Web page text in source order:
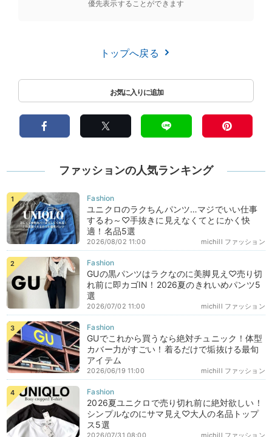
優先表示することができます
トップへ戻る
ファッションの人気ランキング
ユニクロのラクちんパンツ…マジでいい仕事
するわ～♡手抜きに見えなくてとにかく快
適！名品5選
michill ファッション
2026/08/02 11:00
GUの黒パンツはラクなのに美脚見え♡売り切
れ前に即カゴIN！2026夏のきれいめパンツ5
選
michill ファッション
2026/07/02 11:00
GUでこれから買うなら絶対チュニック！体型
カバー力がすごい！着るだけで垢抜ける最旬
アイテム
michill ファッション
2026/06/19 11:00
2026夏ユニクロで売り切れ前に絶対欲しい！
シンプルなのにサマ見え♡大人の名品トップ
ス5選
michill ファッション
2026/07/31 08:00